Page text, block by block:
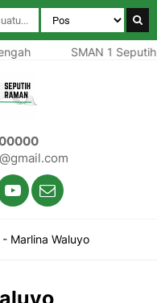
SMAN 1
- Marlina Waluyo